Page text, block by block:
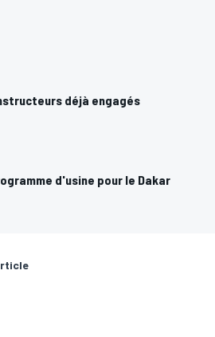
déjà engagés
d'usine pour le Dakar